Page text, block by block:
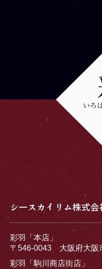
シースカイリム株式会
彩羽「本店」
〒546-0043 大阪府大阪
彩羽「駒川商店街店」